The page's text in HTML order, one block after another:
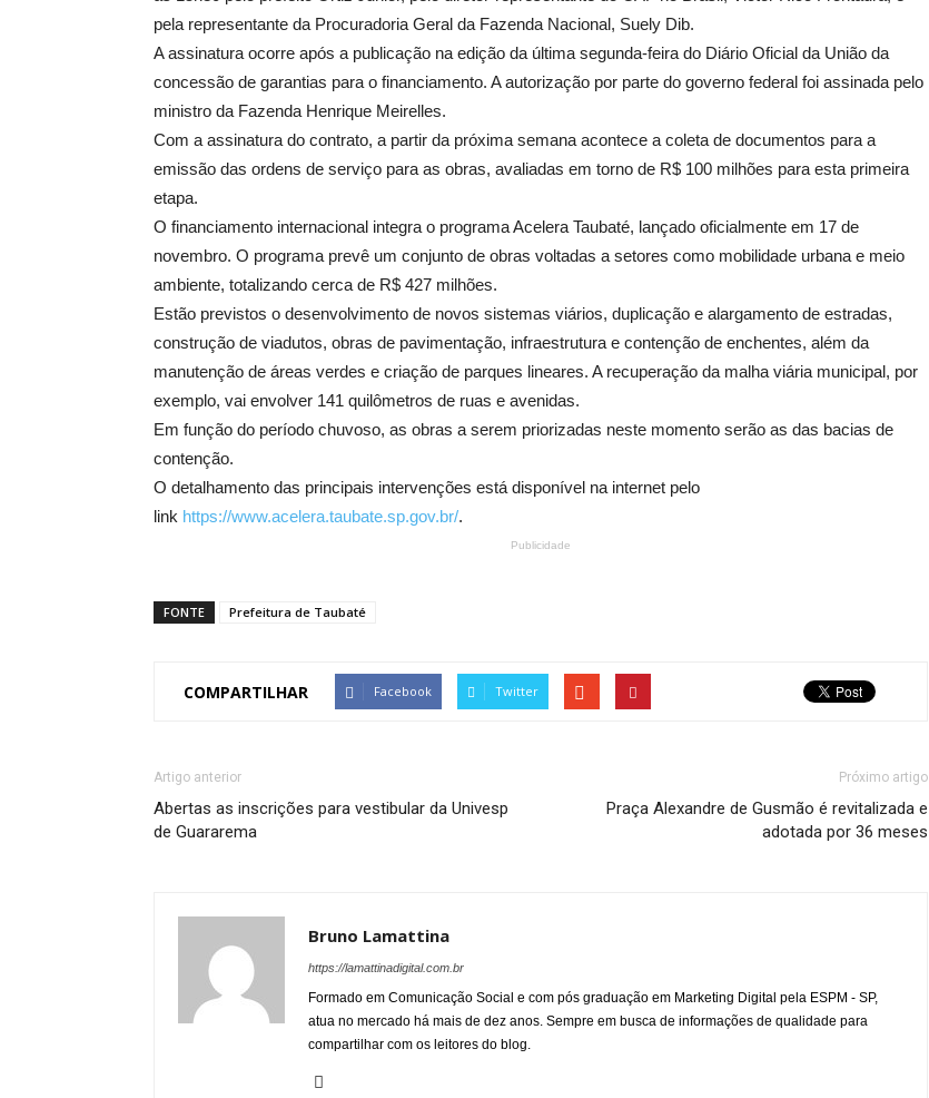
pela representante da Procuradoria Geral da Fazenda Nacional, Suely Dib.
A assinatura ocorre após a publicação na edição da última segunda-feira do Diário Oficial da União da
concessão de garantias para o financiamento. A autorização por parte do governo federal foi assinada pelo
ministro da Fazenda Henrique Meirelles.
Com a assinatura do contrato, a partir da próxima semana acontece a coleta de documentos para a
emissão das ordens de serviço para as obras, avaliadas em torno de R$ 100 milhões para esta primeira
etapa.
O financiamento internacional integra o programa Acelera Taubaté, lançado oficialmente em 17 de
novembro. O programa prevê um conjunto de obras voltadas a setores como mobilidade urbana e meio
ambiente, totalizando cerca de R$ 427 milhões.
Estão previstos o desenvolvimento de novos sistemas viários, duplicação e alargamento de estradas,
construção de viadutos, obras de pavimentação, infraestrutura e contenção de enchentes, além da
manutenção de áreas verdes e criação de parques lineares. A recuperação da malha viária municipal, por
exemplo, vai envolver 141 quilômetros de ruas e avenidas.
Em função do período chuvoso, as obras a serem priorizadas neste momento serão as das bacias de
contenção.
O detalhamento das principais intervenções está disponível na internet pelo
link https://www.acelera.taubate.sp.gov.br/.
Publicidade
FONTE Prefeitura de Taubaté
COMPARTILHAR Facebook Twitter
Artigo anterior
Abertas as inscrições para vestibular da Univesp
de Guararema
Próximo artigo
Praça Alexandre de Gusmão é revitalizada e
adotada por 36 meses
Bruno Lamattina
https://lamattinadigital.com.br
Formado em Comunicação Social e com pós graduação em Marketing Digital pela ESPM - SP,
atua no mercado há mais de dez anos. Sempre em busca de informações de qualidade para
compartilhar com os leitores do blog.